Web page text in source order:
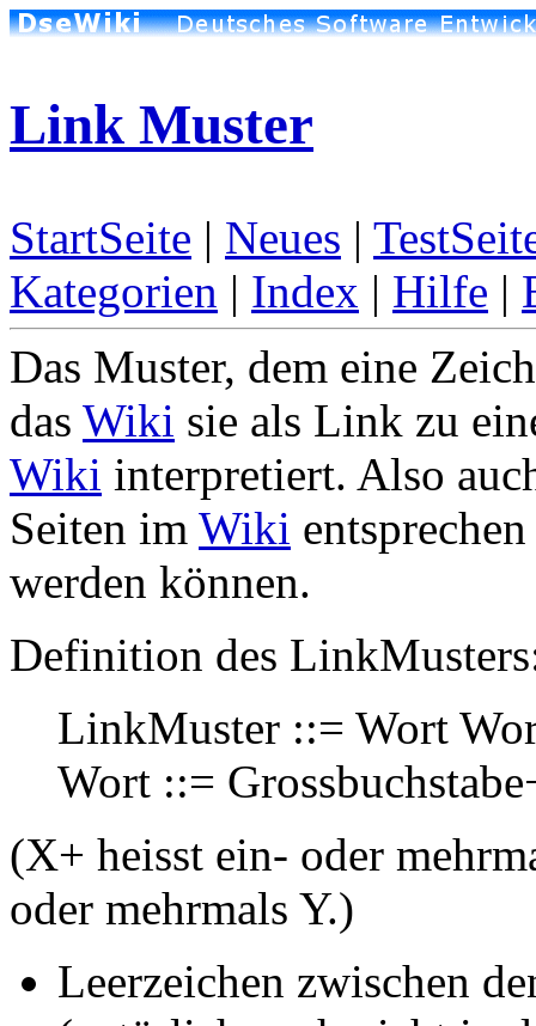
Link Muster
StartSeite | Neues |
Kategorien | Index | Hilfe |
Das Muster, dem eine
das Wiki sie als Link zu
Wiki interpretiert. Also
Seiten im Wiki
werden können.
Definition des Link
LinkMuster ::= Wort
Wort ::=
(X+ heisst ein- oder
oder mehrmals Y.)
Leerzeichen zwischen